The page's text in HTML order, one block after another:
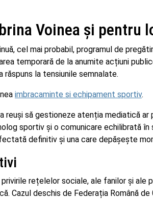
Voinea și pentru
cel mai probabil, programul de
temporară de la anumite acțiuni
la tensiunile semnalate.
imbracaminte si echipament sportiv.
reuși să gestioneze atenția mediatică
sportiv și o comunicare echilibrată
definitiv și una care depășește
rețelelor sociale, ale fanilor și ale
Cazul deschis de Federația Română